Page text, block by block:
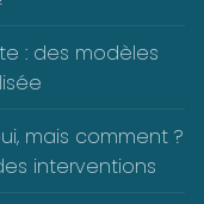
: des modèles
mais comment ?
interventions